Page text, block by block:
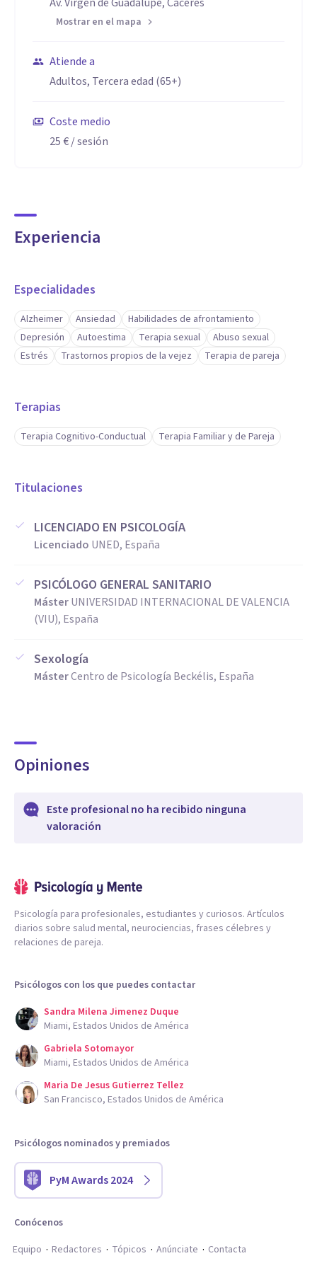
Mostrar en el mapa
Atiende a
Adultos, Tercera edad (65+)
Coste medio
25 €/ sesión
Experiencia
Especialidades
Alzheimer Ansiedad
Habilidades de afrontamiento
Depresión
Autoestima Terapia sexual
Abuso sexual
Estrés
Trastornos propios de la vejez Terapia de pareja
Terapias
Terapia Cognitivo-Conductual Terapia Familiar y de Pareja
Titulaciones
LICENCIADO EN PSICOLOGÍA
Licenciado UNED, España
PSICÓLOGO GENERAL SANITARIO
MásterUNIVERSIDAD INTERNACIONAL DE VALENCIA
(VIU), España
Sexología
MásterCentro de Psicología Beckélis, España
Opiniones
Este profesional no ha recibido ninguna
valoración
Psicología para profesionales, estudiantes y curiosos. Artículos
diarios sobre salud mental, neurociencias, frases célebres y
relaciones de pareja.
Psicólogos con los que puedes contactar
Sandra Milena Jimenez Duque
Miami, Estados Unidos de América
Gabriela Sotomayor
Miami, Estados Unidos de América
Maria De Jesus Gutierrez Tellez
San Francisco, Estados Unidos de América
Psicólogos nominados y premiados
PyM Awards 2024
Conócenos
Equipo
Redactores Tópicos Anúnciate Contacta